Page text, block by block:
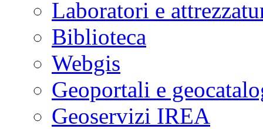
Laboratori e
Biblioteca
Webgis
Geoportali e
Geoservizi IREA